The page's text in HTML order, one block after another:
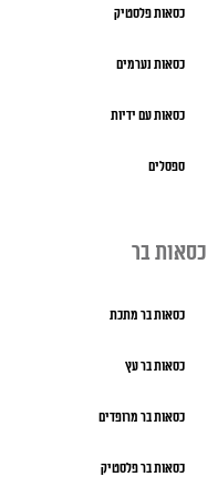
כסאות פלסטיק
כסאות נערמים
כסאות עם ידיות
ספסלים
כסאות בר
כסאות בר מתכת
כסאות בר עץ
כסאות בר מרופדים
כסאות בר פלסטיק